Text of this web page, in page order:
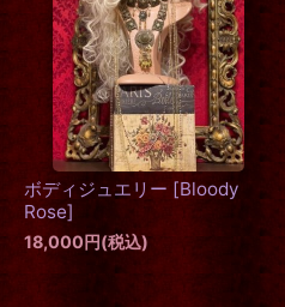
ボディジュエリー [Bloody
Rose]
18,000円(税込)